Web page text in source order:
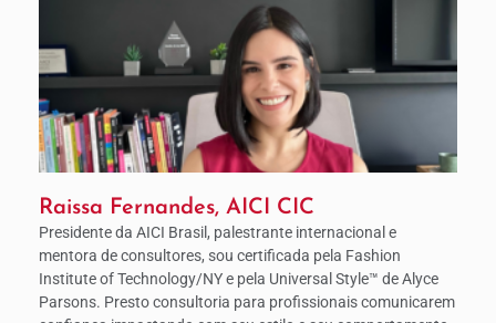
Raissa Fernandes, AICI CIC
Presidente da AICI Brasil, palestrante internacional e
mentora de consultores, sou certificada pela Fashion
Institute of Technology/NY e pela Universal Style™ de Alyce
Parsons. Presto consultoria para profissionais comunicarem